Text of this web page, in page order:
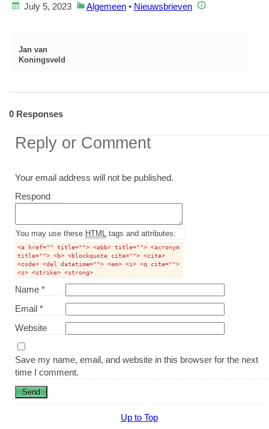
July 5, 2023 Algemeen • Nieuwsbrieven
Jan van
Koningsveld
0 Responses
Reply or Comment
Your email address will not be published.
RespondComment
You may use these HTML tags and attributes:
<a href="" title=""> <abbr title=""> <acronym
title=""> <b> <blockquote cite=""> <cite>
<code> <del datetime=""> <em> <i> <q cite="">
<s> <strike> <strong>
Name *
Email *
Website
Save my name, email, and website in this browser for the next
time I comment.
Up to Top